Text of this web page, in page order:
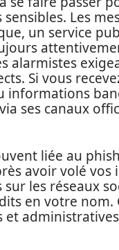
Les
un service
alarmistes
Si vous
ses canaux
liée au
avoir volé
les réseaux
en votre
et